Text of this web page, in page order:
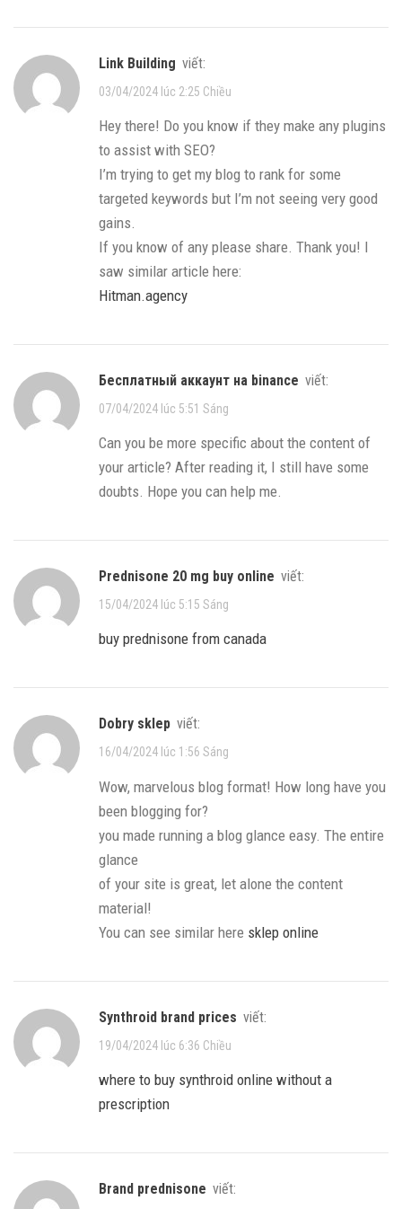
Link Building viết:
03/04/2024 lúc 2:25 Chiều
Hey there! Do you know if they make any plugins
to assist with SEO?
I’m trying to get my blog to rank for some
targeted keywords but I’m not seeing very good
gains.
If you know of any please share. Thank you! I
saw similar article here:
Hitman.agency
Бесплатный аккаунт на binance viết:
07/04/2024 lúc 5:51 Sáng
Can you be more specific about the content of
your article? After reading it, I still have some
doubts. Hope you can help me.
prednisone 20 mg buy online viết:
15/04/2024 lúc 5:15 Sáng
buy prednisone from canada
dobry sklep viết:
16/04/2024 lúc 1:56 Sáng
Wow, marvelous blog format! How long have you
been blogging for?
you made running a blog glance easy. The entire
glance
of your site is great, let alone the content
material!
You can see similar here sklep online
synthroid brand prices viết:
19/04/2024 lúc 6:36 Chiều
where to buy synthroid online without a
prescription
brand prednisone viết: